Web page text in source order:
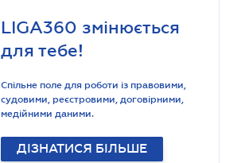
LIGA360 змінюється
для тебе!
Спільне поле для роботи із правовими,
судовими, реєстровими, договірними,
медійними даними.
ДІЗНАТИСЯ БІЛЬШЕ